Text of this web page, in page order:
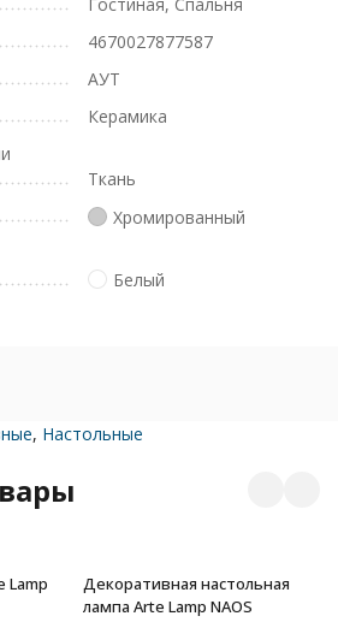
4670027877587
АУТ
Керамика
Ткань
Хромированный
Белый
, Настольные
Lamp
Декоративная настольная
лампа Arte Lamp NAOS